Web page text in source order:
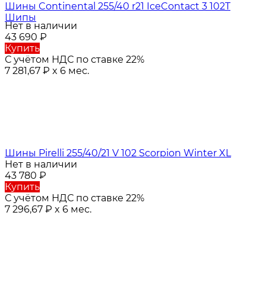
Шины Continental 255/40 r21 IceContact 3 102T
Шипы
Нет в наличии
43 690 ₽
Купить
С учётом НДС по ставке 22%
7 281,67 ₽ x 6 мес.
Шины Pirelli 255/40/21 V 102 Scorpion Winter XL
Нет в наличии
43 780 ₽
Купить
С учётом НДС по ставке 22%
7 296,67 ₽ x 6 мес.